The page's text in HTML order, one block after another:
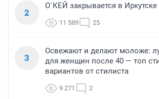
2
О`КЕЙ закрывается в Иркутске
11 589 25
3
Освежают и делают моложе:
для женщин после 40 — топ
вариантов от стилиста
9 271 2